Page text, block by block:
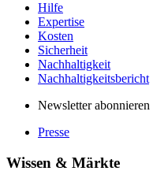
Hilfe
Expertise
Kosten
Sicherheit
Nachhaltigkeit
Nachhaltigkeitsbericht
Newsletter abonnieren
Presse
Wissen & Märkte